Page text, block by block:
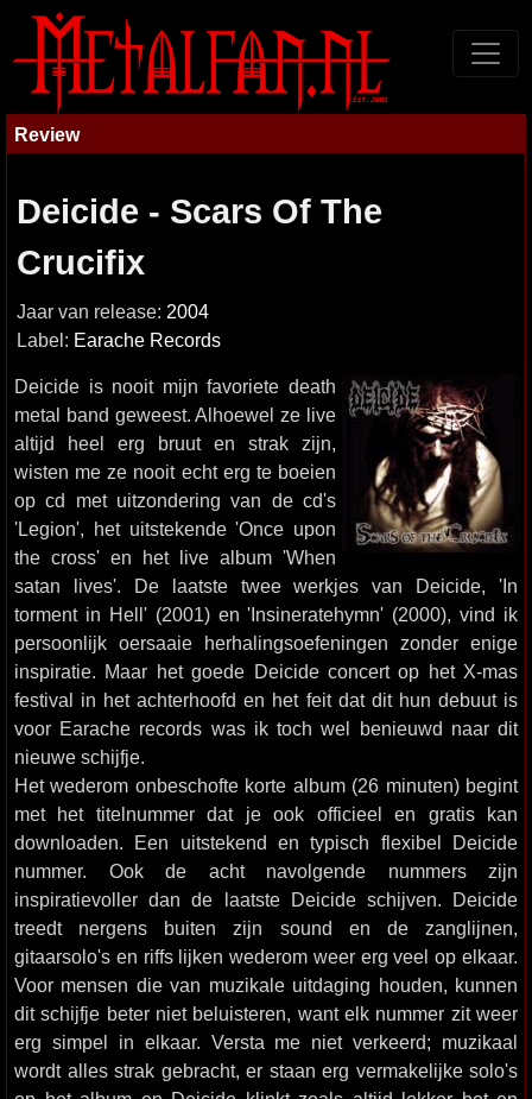
Review
Deicide - Scars Of The
Crucifix
Jaar van release: 2004
Label: Earache Records
Deicide is nooit mijn favoriete death
metal band geweest. Alhoewel ze live
altijd heel erg bruut en strak zijn,
wisten me ze nooit echt erg te boeien
op cd met uitzondering van de cd's
'Legion', het uitstekende 'Once upon
the cross' en het live album 'When
satan lives'. De laatste twee werkjes van Deicide, 'In
torment in Hell' (2001) en 'Insineratehymn' (2000), vind ik
persoonlijk oersaaie herhalingsoefeningen zonder enige
inspiratie. Maar het goede Deicide concert op het X-mas
festival in het achterhoofd en het feit dat dit hun debuut is
voor Earache records was ik toch wel benieuwd naar dit
nieuwe schijfje.
Het wederom onbeschofte korte album (26 minuten) begint
met het titelnummer dat je ook officieel en gratis kan
downloaden. Een uitstekend en typisch flexibel Deicide
nummer. Ook de acht navolgende nummers zijn
inspiratievoller dan de laatste Deicide schijven. Deicide
treedt nergens buiten zijn sound en de zanglijnen,
gitaarsolo's en riffs lijken wederom weer erg veel op elkaar.
Voor mensen die van muzikale uitdaging houden, kunnen
dit schijfje beter niet beluisteren, want elk nummer zit weer
erg simpel in elkaar. Versta me niet verkeerd; muzikaal
wordt alles strak gebracht, er staan erg vermakelijke solo's